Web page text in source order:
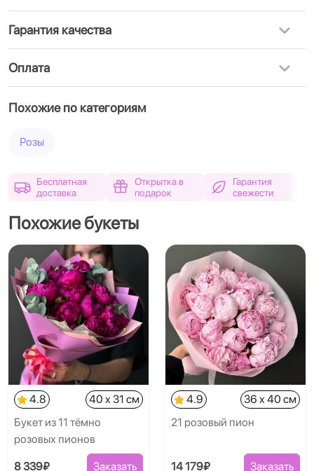
Гарантия качества
Оплата
Похожие по категориям
Розы
Бесплатная
доставка
Открытка в
подарок
Гарантия
свежести
Похожие букеты
4.8
40 x 31 см
Букет из 11 тёмно
розовых пионов
8 339₽ Заказать
4.9
36 x 40 см
21 розовый пион
14 179₽ Заказать